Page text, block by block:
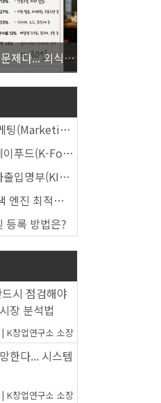
재료비가 아니라 구조가 문제다... 외식업 수익을 결정하는 진짜 숫자의 비밀
의 정의
풍, 김치가 이어간다
Pass)를 활용한다
Engine Optimization)란
등록 방법은?
시 점검해야
장 분석법
K창업연구소 소장
한다... 시스템
K창업연구소 소장